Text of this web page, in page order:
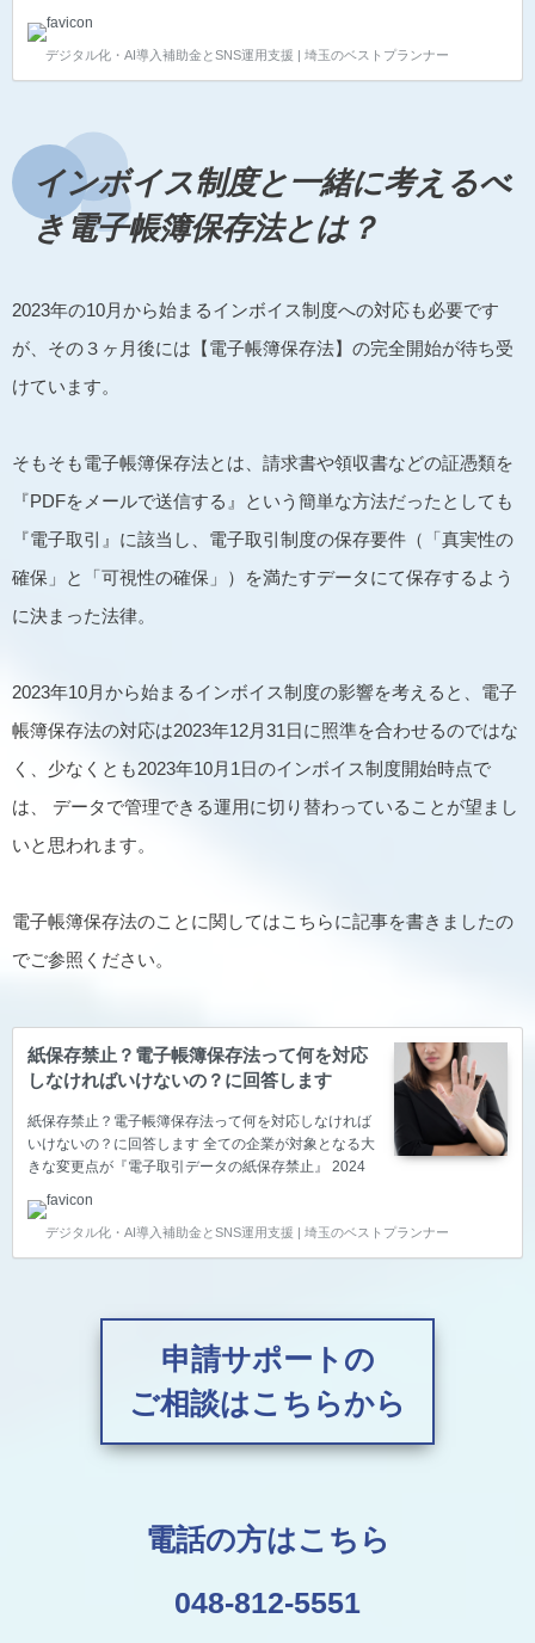
す。 今回の改正は動き出さないと本当にまずいと思う
ので、言葉厳しく記載することをご了承ください。 法
人・個人事業主問わず、全ての納税者に関わる消費税
れぞれの立場に応じて何も対策していないとどんなこ
とが起きるのか？どんな対策が必要なのか？このペー
ジでは【免税事業者にポイントを絞って】お伝えして
いきます…
デジタル化・AI導入補助金とSNS運用支援 | 埼玉のベストプランナー
インボイス制度と一緒に考えるべ
き電子帳簿保存法とは？
2023年の10月から始まるインボイス制度への対応も必要です
が、その３ヶ月後には【電子帳簿保存法】の完全開始が待ち受
けています。
そもそも電子帳簿保存法とは、請求書や領収書などの証憑類を
『PDFをメールで送信する』という簡単な方法だったとしても
『電子取引』に該当し、電子取引制度の保存要件（「真実性の
確保」と「可視性の確保」）を満たすデータにて保存するよう
に決まった法律。
2023年10月から始まるインボイス制度の影響を考えると、電子
帳簿保存法の対応は2023年12月31日に照準を合わせるのではな
く、少なくとも2023年10月1日のインボイス制度開始時点で
は、 データで管理できる運用に切り替わっていることが望まし
いと思われます。
電子帳簿保存法のことに関してはこちらに記事を書きましたの
でご参照ください。
紙保存禁止？電子帳簿保存法って何を対応
しなければいけないの？に回答します
紙保存禁止？電子帳簿保存法って何を対応しなければ
いけないの？に回答します 全ての企業が対象となる大
きな変更点が『電子取引データの紙保存禁止』 2024
す。（2022年1月1日～2023年12月31日までは猶予期
間） 今回の改正は動き出さないと本当にまずいと思う
ので、言葉厳しく記載することをご了承ください。 法
請求書やダウンロードした領収証を印刷して保管する
ことを禁じる】大きなインパクトがある制度改正で
す。 どんなケースがダメなのか？どんな対策が必要
デジタル化・AI導入補助金とSNS運用支援 | 埼玉のベストプランナー
申請サポートの
ご相談はこちらから
電話の方はこちら
048-812-5551